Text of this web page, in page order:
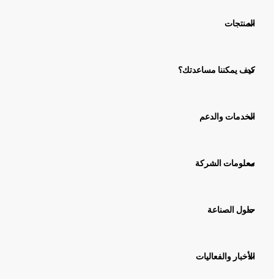
المنتجات
كيف يمكننا مساعدتك؟
الخدمات والدعم
معلومات الشركة
حلول الصناعة
الأخبار والفعاليات